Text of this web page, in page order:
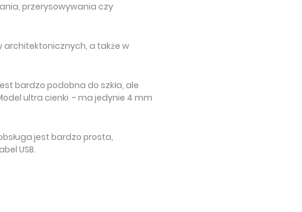
przerysowywania czy
architektonicznych, a także w
bardzo podobna do szkła, ale
ultra cienki - ma jedynie 4 mm
jest bardzo prosta,
USB.